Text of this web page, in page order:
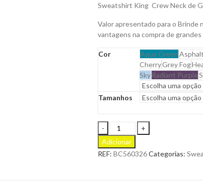
Sweatshirt King Crew Neck de
Valor apresentado para o Brinde
vantagens na compra de
Cor Aqua GreenAsphalt
CherryGrey Fog
Sky Radiant Purple
Tamanhos
Sweasthirt
King
Crew
Neck
Adicionar
REF: BC560326Categorias: